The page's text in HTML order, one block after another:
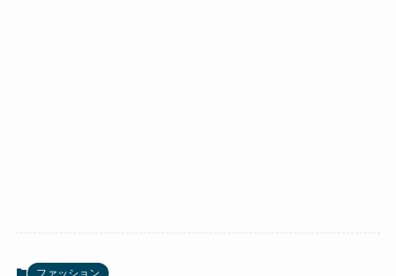
ファッション